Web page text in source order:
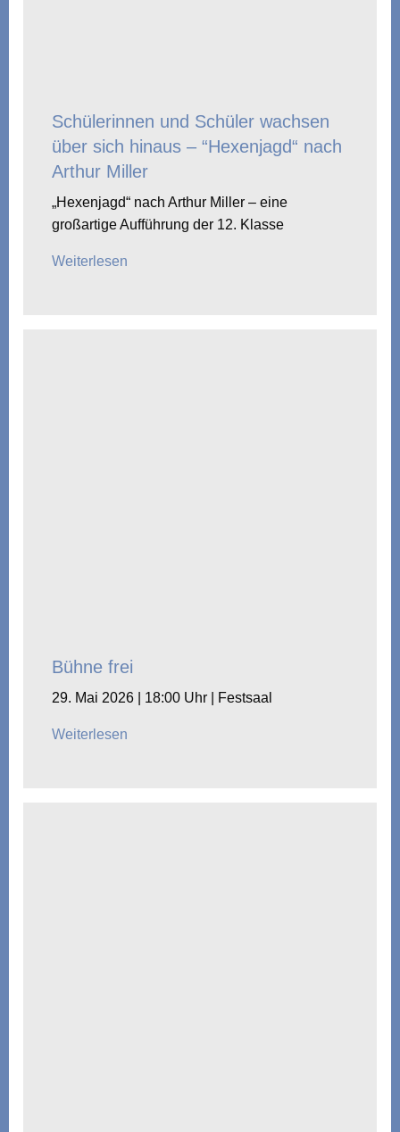
Schülerinnen und Schüler wachsen
über sich hinaus – “Hexenjagd“ nach
Arthur Miller
„Hexenjagd“ nach Arthur Miller – eine
großartige Aufführung der 12. Klasse
Weiterlesen
Bühne frei
29. Mai 2026 | 18:00 Uhr | Festsaal
Weiterlesen